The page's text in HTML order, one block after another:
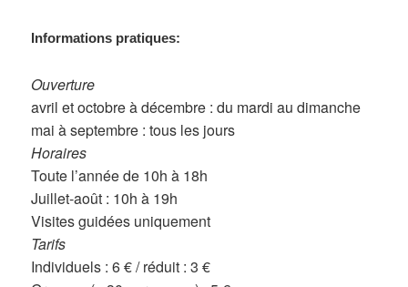
Informations pratiques:
Ouverture
avril et octobre à décembre : du mardi au dimanche
mai à septembre : tous les jours
Horaires
Toute l’année de 10h à 18h
Juillet-août : 10h à 19h
Visites guidées uniquement
Tarifs
Individuels : 6 € / réduit : 3 €